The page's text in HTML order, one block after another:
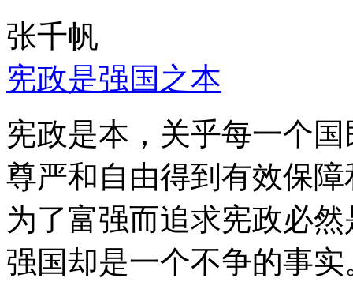
张千帆
宪政是强国之本
宪政是本，关乎每一个
尊严和自由得到有效保
为了富强而追求宪政必
强国却是一个不争的事实